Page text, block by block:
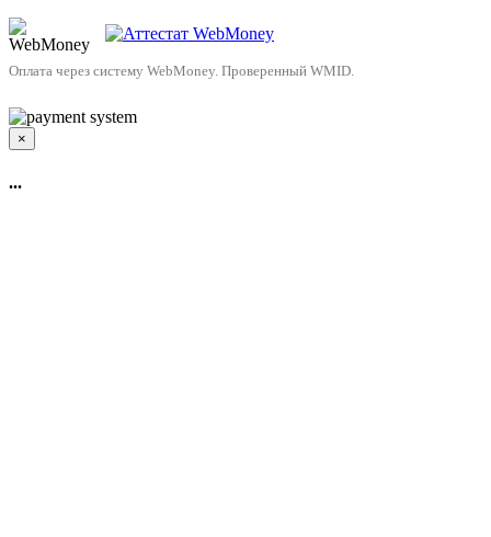
Оплата через систему WebMoney. Проверенный WMID.
×
...